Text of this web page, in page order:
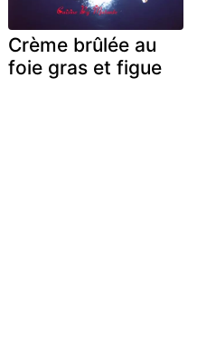
Crème brûlée au
foie gras et figue